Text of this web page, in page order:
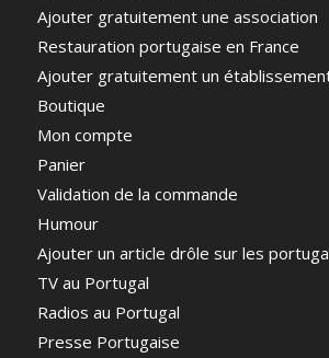
Ajouter gratuitement une association
Restauration portugaise en France
Ajouter gratuitement un
Boutique
Mon compte
Panier
Validation de la commande
Humour
Ajouter un article drôle sur les
TV au Portugal
Radios au Portugal
Presse Portugaise